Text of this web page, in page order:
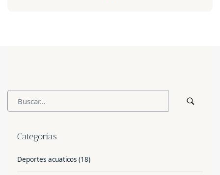
Categorías
Deportes acuaticos (18)